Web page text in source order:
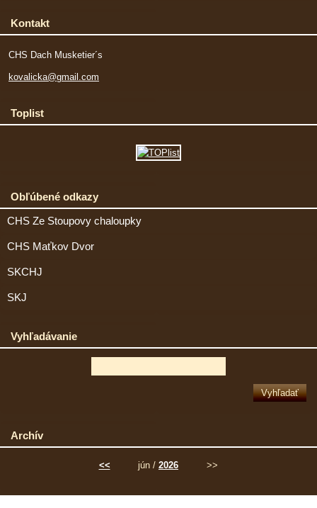
Kontakt
CHS Dach Musketier´s
kovalicka@gmail.com
Toplist
Obľúbené odkazy
CHS Ze Stoupovy chaloupky
CHS Maťkov Dvor
SKCHJ
SKJ
Vyhľadávanie
Archív
<< jún / 2026 >>